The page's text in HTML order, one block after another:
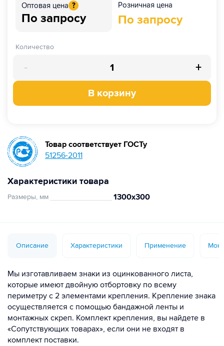
Оптовая цена ?
По запросу
Розничная цена
По запросу
Количество
- +
В корзину
Товар соответствует ГОСТу
51256-2011
Характеристики товара
Размеры, мм 1300х300
Описание Характеристики Применение
Мы изготавливаем знаки из оцинкованного листа,
которые имеют двойную отбортовку по всему
периметру с 2 элементами крепления. Крепление знака
осуществляется с помощью бандажной ленты и
монтажных скреп. Комплект крепления, вы найдете в
«Сопутствующих товарах», если они не входят в
комплект поставки.